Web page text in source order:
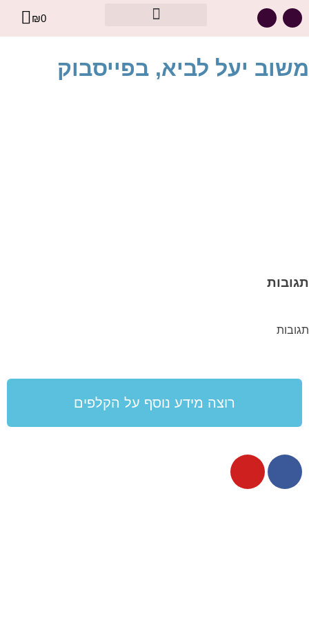
₪0
משוב יעל לביא, בפייסבוק
תגובות
תגובות
רוצה מידע נוסף על הקלפים